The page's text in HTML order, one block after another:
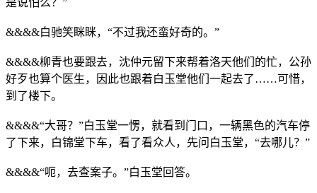
&&&&白驰笑眯眯，“不过我还蛮好奇的。”
&&&&柳青也要跟去，沈仲元留下来帮着洛天他们的忙，公孙
好歹也算个医生，因此也跟着白玉堂他们一起去了……可惜，
到了楼下。
&&&&“大哥？”白玉堂一愣，就看到门口，一辆黑色的汽车停
了下来，白锦堂下车，看了看众人，先问白玉堂，“去哪儿？”
&&&&“呃，去查案子。”白玉堂回答。